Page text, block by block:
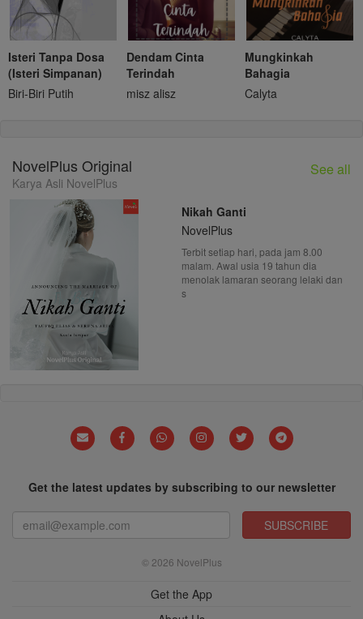
Isteri Tanpa Dosa
(Isteri Simpanan)
Biri-Biri Putih
Dendam Cinta
Terindah
misz alisz
Mungkinkah
Bahagia
Calyta
NovelPlus Original
Karya Asli NovelPlus
See all
Nikah Ganti
NovelPlus
Terbit setiap hari, pada jam 8.00
malam. Awal usia 19 tahun dia
menolak lamaran seorang lelaki dan
s
Get the latest updates by subscribing to our newsletter
SUBSCRIBE
© 2026 NovelPlus
Get the App